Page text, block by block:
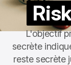
L'objectif
secrète
reste secrète